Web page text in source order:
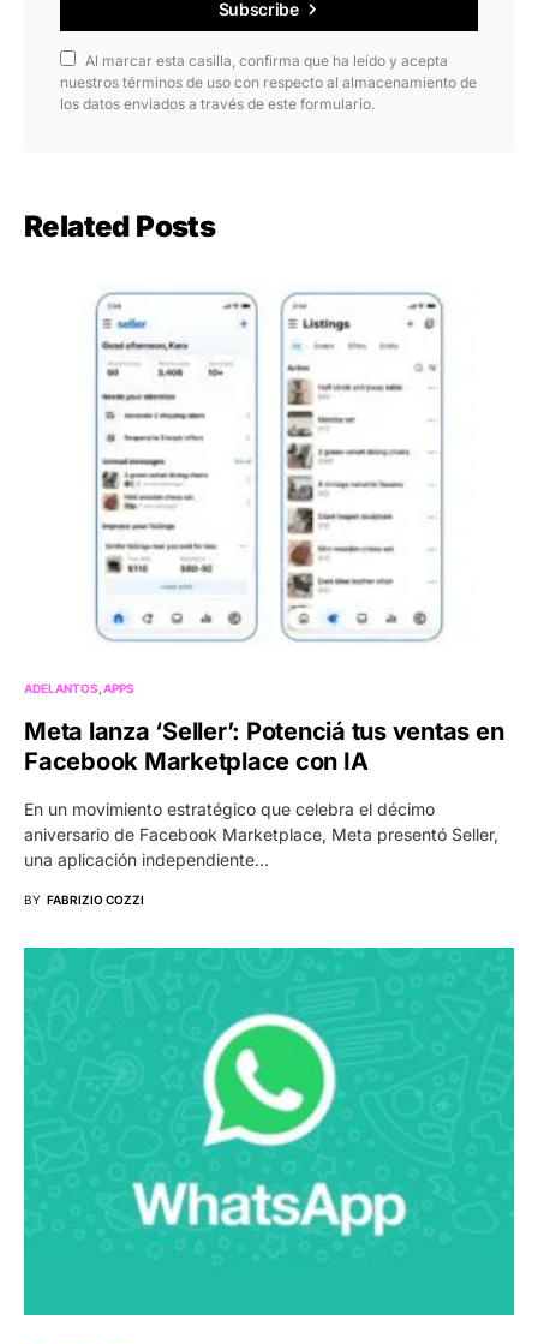
Subscribe
Al marcar esta casilla, confirma que ha leído y acepta
nuestros términos de uso con respecto al almacenamiento de
los datos enviados a través de este formulario.
Related Posts
ADELANTOS APPS
Meta lanza ‘Seller’: Potenciá tus ventas en
Facebook Marketplace con IA
En un movimiento estratégico que celebra el décimo
aniversario de Facebook Marketplace, Meta presentó Seller,
una aplicación independiente…
BY FABRIZIO COZZI